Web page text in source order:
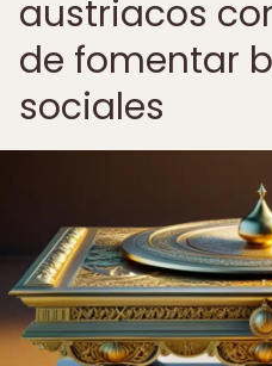
austriacos
de fomentar
sociales